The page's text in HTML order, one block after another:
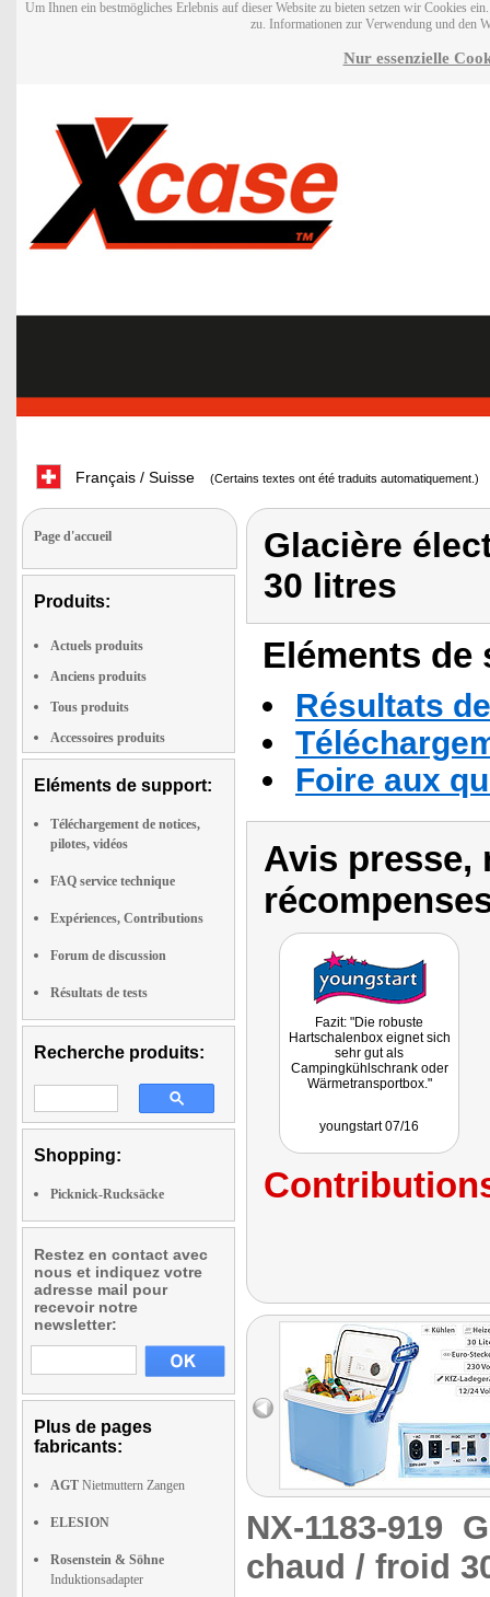
Um Ihnen ein bestmögliches Erlebnis auf dieser Website zu bieten setzen wir Cookies
zu. Informationen zur Verwendung und den
Nur essenzielle
Français / Suisse (Certains textes ont été traduits automatiquement.)
Page d'accueil
Produits:
Actuels produits
Anciens produits
Tous produits
Accessoires produits
Eléments de support:
Téléchargement de notices,
pilotes, vidéos
FAQ service technique
Expériences, Contributions
Forum de discussion
Résultats de tests
Recherche produits:
Shopping:
Picknick-Rucksäcke
Restez en contact avec
nous et indiquez votre
adresse mail pour
recevoir notre
newsletter:
Plus de pages
fabricants:
AGT Nietmuttern Zangen
ELESION
Rosenstein & Söhne
Induktionsadapter
Glacière
30 litres
Eléments
Résultats
Foire aux
Avis presse,
Fazit: "Die robuste
Hartschalenbox eignet sich
sehr gut als
Campingkühlschrank oder
Wärmetransportbox."
youngstart 07/16
NX-1183-919
chaud / froid